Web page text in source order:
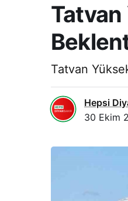
Tatvan
Hepsi
30 Ekim